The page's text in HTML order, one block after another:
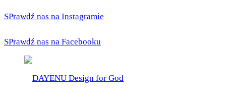
SPrawdź nas na Instagramie
SPrawdź nas na Facebooku